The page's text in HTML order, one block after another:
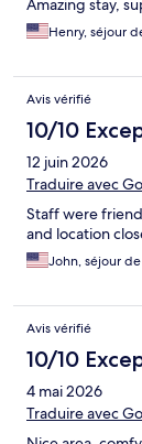
Amazing stay,
Henry, séjour
Avis vérifié
10/10
12 juin 2026
Traduire avec
Staff were
and location
John, séjour
Avis vérifié
10/10
4 mai 2026
Traduire avec